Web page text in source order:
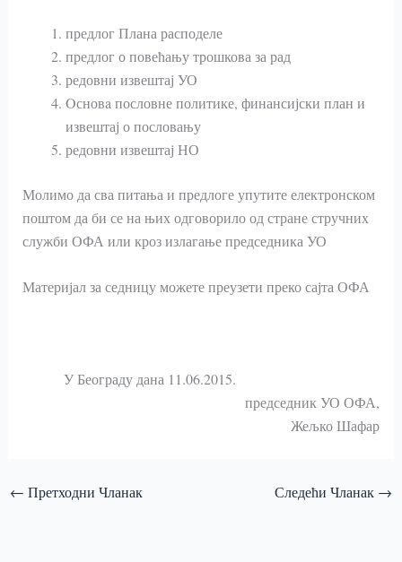
предлог Плана расподеле
предлог о повећању трошкова за рад
редовни извештај УО
Oсновa пословне политике, финансијски план и
извештај о пословању
редовни извештај НО
Молимо да сва питања и предлоге упутите електронском
поштом да би се на њих одговорило од стране стручних
служби ОФА или кроз излагање председника УО
Материјал за седницу можете преузети преко сајта ОФА
У Београду дана 11.06.2015.
председник УО ОФА,
Жељко Шафар
← Претходни Чланак Следећи Чланак →